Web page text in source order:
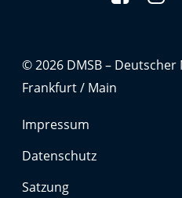
© 2026 DMSB –
Frankfurt / Main
Impressum
Datenschutz
Satzung